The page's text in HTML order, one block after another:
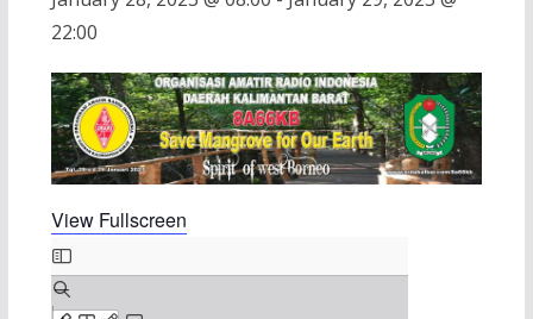
22:00
View Fullscreen